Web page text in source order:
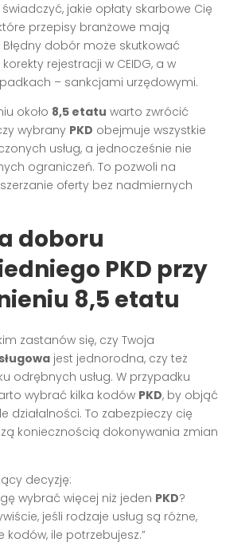
świadczyć, jakie opłaty skarbowe Cię
przepisy branżowe mają
dobór może skutkować
rejestracji w CEIDG, a w
– sankcjami urzędowymi.
około 8,5 etatu warto zwrócić
wybrany PKD obejmuje wszystkie
usług, a jednocześnie nie
ograniczeń. To pozwoli na
oferty bez nadmiernych
doboru
PKD przy
8,5 etatu
zastanów się, czy Twoja
jest jednorodna, czy też
odrębnych usług. W przypadku
wybrać kilka kodów PKD, by objąć
działalności. To zabezpieczy cię
koniecznością dokonywania zmian
decyzję:
wybrać więcej niż jeden PKD?
jeśli rodzaje usług są różne,
kodów, ile potrzebujesz.”